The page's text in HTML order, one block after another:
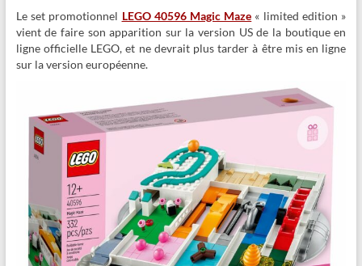
Le set promotionnel LEGO 40596 Magic Maze « limited edition »
vient de faire son apparition sur la version US de la boutique en
ligne officielle LEGO, et ne devrait plus tarder à être mis en ligne
sur la version européenne.